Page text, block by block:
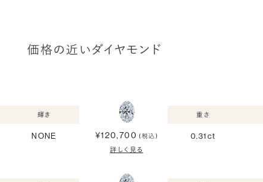
価格の近いダイヤモンド
輝き
NONE ¥120,700 (税込)
詳しく見る
重さ
0.31ct